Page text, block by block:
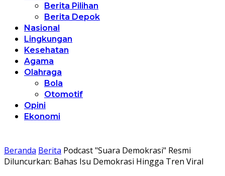
Berita Pilihan
Berita Depok
Nasional
Lingkungan
Kesehatan
Agama
Olahraga
Bola
Otomotif
Opini
Ekonomi
Beranda Berita Podcast "Suara Demokrasi" Resmi
Diluncurkan: Bahas Isu Demokrasi Hingga Tren Viral